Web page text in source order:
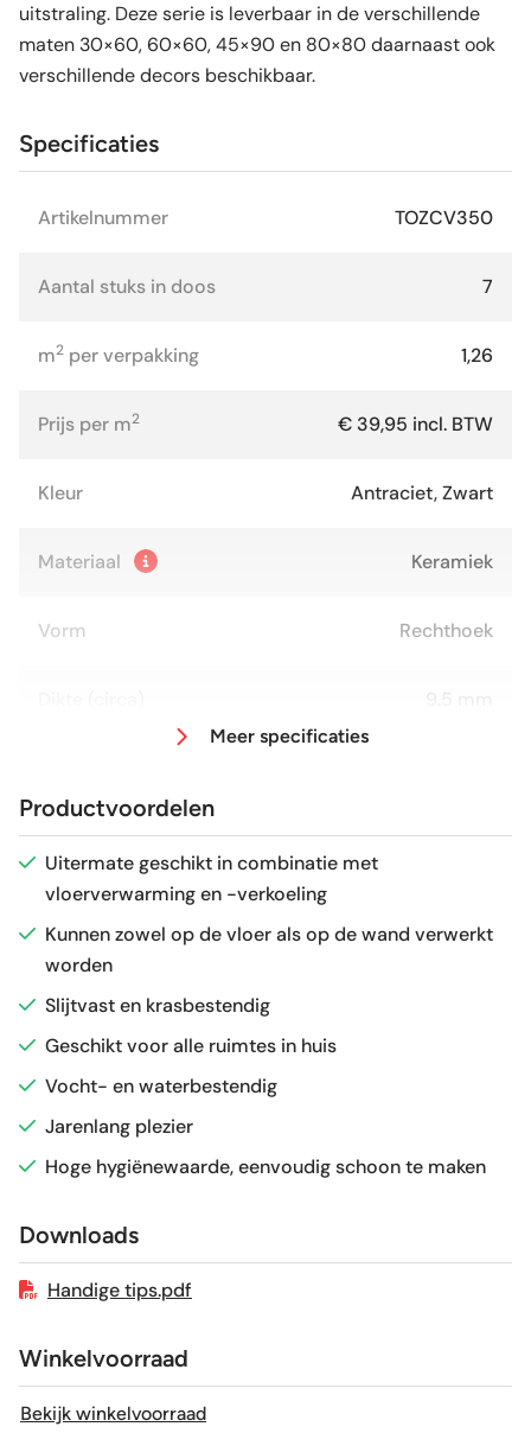
uitstraling. Deze serie is leverbaar in de verschillende
maten 30×60, 60×60, 45×90 en 80×80 daarnaast ook
verschillende decors beschikbaar.
Specificaties
Artikelnummer TOZCV350
Aantal stuks in doos 7
m2 per verpakking 1,26
Prijs per m2 € 39,95 incl. BTW
Kleur Antraciet, Zwart
Materiaal Keramiek
Vorm Rechthoek
Antislipwaarde R9
Glans / Mat
Gerectificeerd
Vorstbestendig
Sortering
Craquelé Nee
Geschikt voor vloerverwarming
Meer specificaties
Productvoordelen
Uitermate geschikt in combinatie met
vloerverwarming en -verkoeling
Kunnen zowel op de vloer als op de wand verwerkt
worden
Slijtvast en krasbestendig
Geschikt voor alle ruimtes in huis
Vocht- en waterbestendig
Jarenlang plezier
Hoge hygiënewaarde, eenvoudig schoon te maken
Downloads
Handige tips.pdf
Winkelvoorraad
Bekijk winkelvoorraad